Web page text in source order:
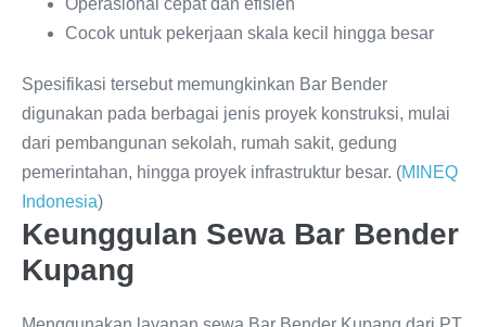
Cocok untuk pekerjaan skala kecil hingga besar
Spesifikasi tersebut memungkinkan Bar Bender
digunakan pada berbagai jenis proyek konstruksi, mulai
dari pembangunan sekolah, rumah sakit, gedung
pemerintahan, hingga proyek infrastruktur besar. (MINEQ
Indonesia)
Keunggulan Sewa Bar Bender
Kupang